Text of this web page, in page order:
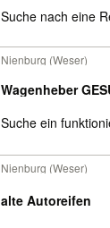
Suche nach eine
Nienburg (Weser)
Wagenheber
Suche ein
Nienburg (Weser)
alte Autoreifen